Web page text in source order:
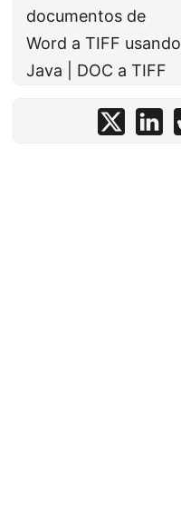
documentos de
Word a TIFF usando
Java | DOC a TIFF